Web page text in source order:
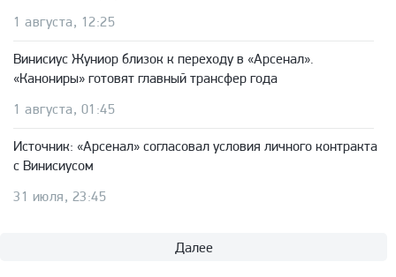
1 августа, 12:25
Винисиус Жуниор близок к переходу в «Арсенал».
«Канониры» готовят главный трансфер года
1 августа, 01:45
Источник: «Арсенал» согласовал условия личного контракта
с Винисиусом
31 июля, 23:45
Далее